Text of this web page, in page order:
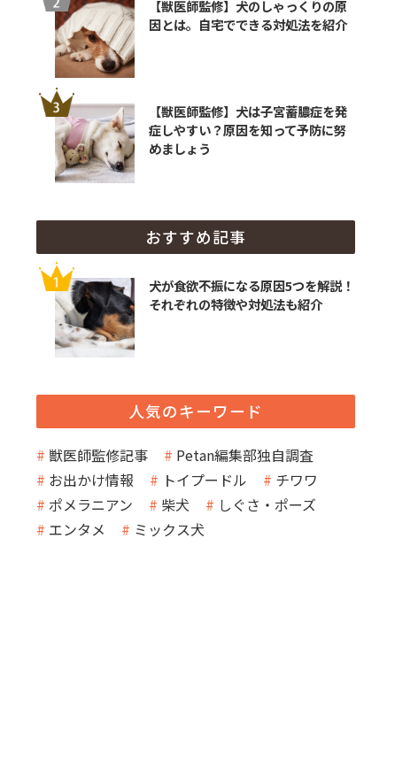
【獣医師監修】犬のしゃっくりの原
因とは。自宅でできる対処法を紹介
【獣医師監修】犬は子宮蓄膿症を発
症しやすい？原因を知って予防に努
めましょう
おすすめ記事
犬が食欲不振になる原因5つを解説！
それぞれの特徴や対処法も紹介
人気のキーワード
獣医師監修記事
Petan編集部独自調査
お出かけ情報
トイプードル
チワワ
ポメラニアン
柴犬
しぐさ・ポーズ
エンタメ
ミックス犬